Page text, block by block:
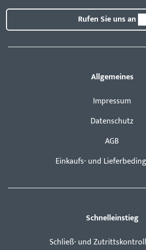
Rufen Sie uns an
Allgemeines
Impressum
Datenschutz
AGB
Einkaufs- und
Schnelleinstieg
Schließ- und